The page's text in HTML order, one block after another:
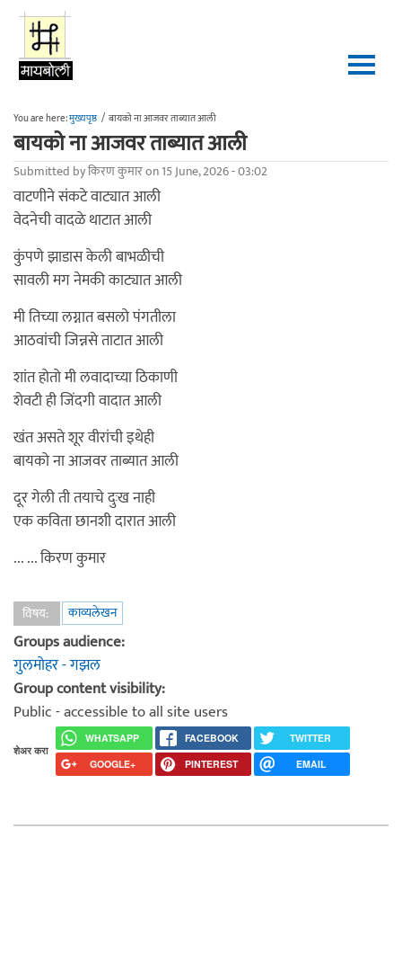
Skip to main content
You are here:मुख्यपृष्ठ / बायको ना आजवर ताब्यात आली
बायको ना आजवर ताब्यात आली
Submitted byकिरण कुमारon 15 June, 2026 - 03:02
वाटणीने संकटे वाट्यात आली
वेदनेची वादळे थाटात आली
कुंपणे झाडास केली बाभळीची
सावली मग नेमकी काट्यात आली
मी तिच्या लग्नात बसलो पंगतीला
आठवांची जिन्नसे ताटात आली
शांत होतो मी लवादाच्या ठिकाणी
शेवटी ही जिंदगी वादात आली
खंत असते शूर वीरांची इथेही
बायको ना आजवर ताब्यात आली
दूर गेली ती तयाचे दुःख नाही
एक कविता छानशी दारात आली
... ... किरण कुमार
विषय: काव्यलेखन
Groups audience:
गुलमोहर - गझल
Group content visibility:
Public - accessible to all site users
शेअर करा
WHATSAPP FACEBOOK
TWITTER
GOOGLE+
PINTEREST EMAIL